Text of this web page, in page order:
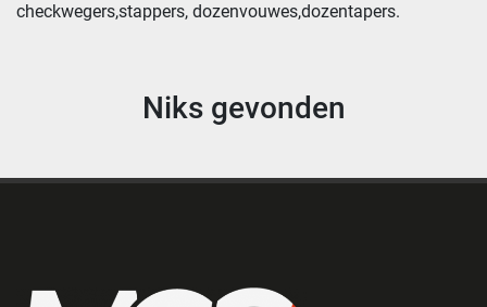
Sorteren op
checkwegers,stappers, dozenvouwes,dozentapers.
Niks gevonden